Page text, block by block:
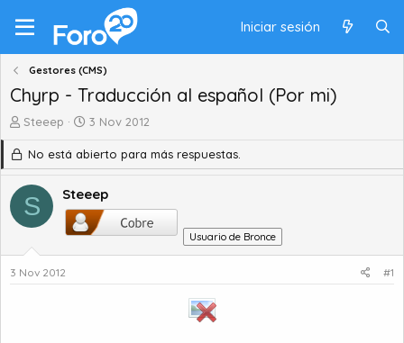
Iniciar sesión
Gestores (CMS)
Chyrp - Traducción al español (Por mi)
A
o
r
d
e
e
m
Steeep
F
c
h
a
d
e
i
n
3 Nov 2012
No está abierto para más respuestas.
S Steeep
Usuario de Bronce
3 Nov 2012 #1